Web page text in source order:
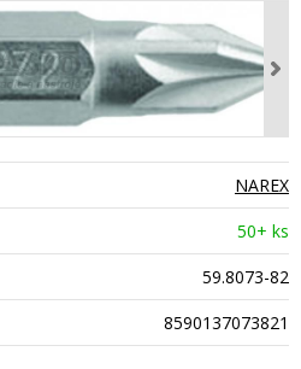
NAREX
50+ ks
59.8073-82
8590137073821